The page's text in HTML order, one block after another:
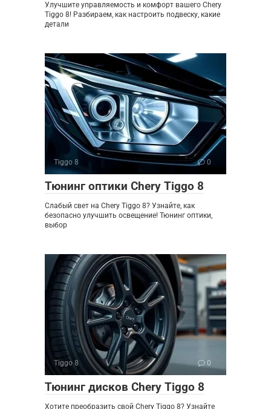
Улучшите управляемость и комфорт вашего Chery
Tiggo 8! Разбираем, как настроить подвеску, какие
детали
Tiggo 8 0
Тюнинг оптики Chery Tiggo 8
Слабый свет на Chery Tiggo 8? Узнайте, как
безопасно улучшить освещение! Тюнинг оптики,
выбор
Tiggo 8 0
Тюнинг дисков Chery Tiggo 8
Хотите преобразить свой Chery Tiggo 8? Узнайте